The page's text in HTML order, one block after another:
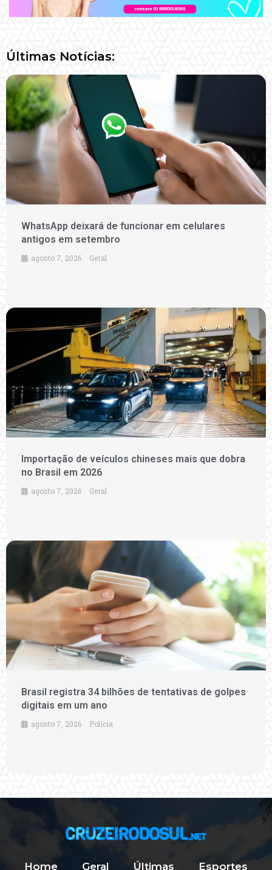
Últimas Notícias:
WhatsApp deixará de funcionar em celulares
antigos em setembro
agosto 7, 2026 Geral
Importação de veículos chineses mais que dobra
no Brasil em 2026
agosto 7, 2026 Geral
Brasil registra 34 bilhões de tentativas de golpes
digitais em um ano
agosto 7, 2026 Polícia
Home Geral Últimas Esportes